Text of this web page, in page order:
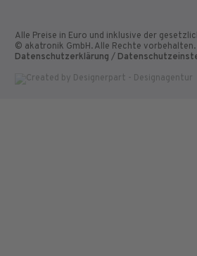
Alle Preise in Euro und inklusive der
© akatronik GmbH. Alle Rechte vorbehalten.
Datenschutzerklärung /